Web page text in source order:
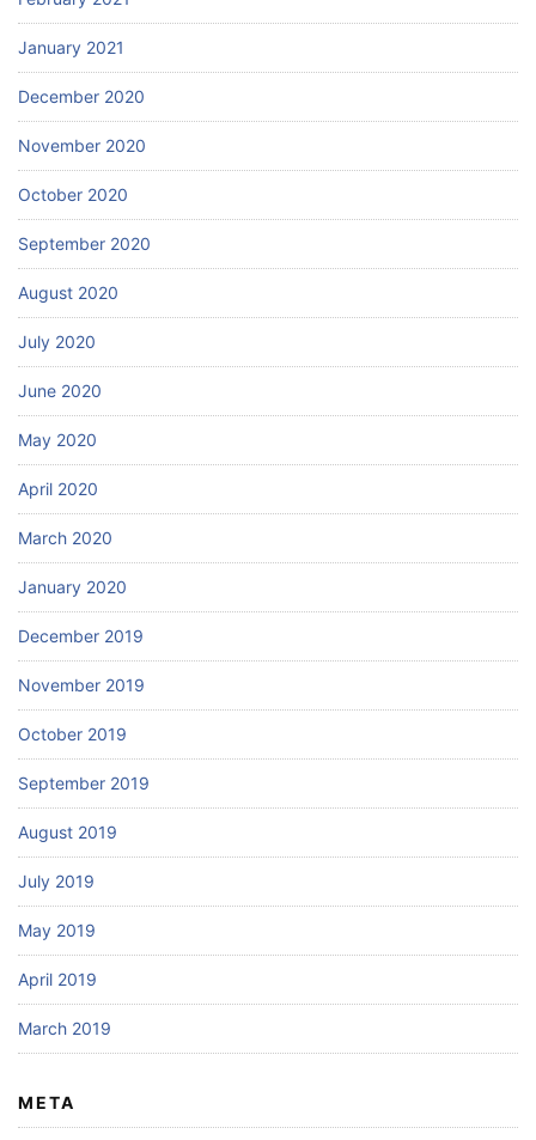
January 2021
December 2020
November 2020
October 2020
September 2020
August 2020
July 2020
June 2020
May 2020
April 2020
March 2020
January 2020
December 2019
November 2019
October 2019
September 2019
August 2019
July 2019
May 2019
April 2019
March 2019
META